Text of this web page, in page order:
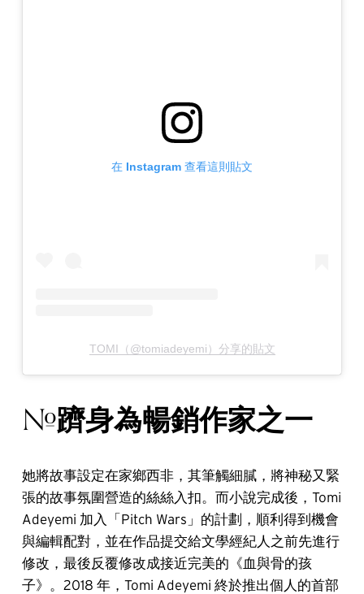
在 Instagram 查看這則貼文
TOMI（@tomiadeyemi）分享的貼文
#躋身為暢銷作家之一
她將故事設定在家鄉西非，其筆觸細膩，將神秘又緊
張的故事氛圍營造的絲絲入扣。而小說完成後，Tomi
Adeyemi 加入「Pitch Wars」的計劃，順利得到機會
與編輯配對，並在作品提交給文學經紀人之前先進行
修改，最後反覆修改成接近完美的《血與骨的孩
子》。2018 年，Tomi Adeyemi 終於推出個人的首部